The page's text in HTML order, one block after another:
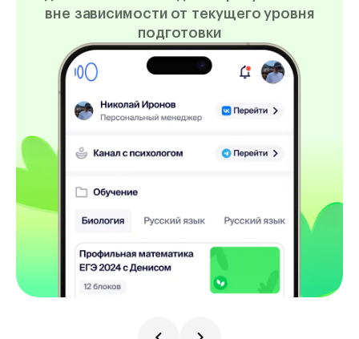
вне зависимости от текущего уровня
подготовки